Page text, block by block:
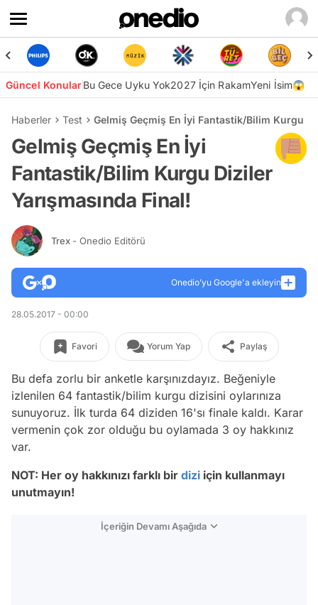
Güncel KonularBu Gece Uyku Yok2027 İçin RakamYeni İsim😱
Haberler Test Gelmiş Geçmiş En İyi Fantastik/Bilim Kurgu
Gelmiş Geçmiş En İyi
Fantastik/Bilim Kurgu Diziler
Yarışmasında Final!
Trex - Onedio Editörü
Onedio’yu Google'a ekleyin
28.05.2017 - 00:00
Favori Yorum Yap Paylaş
Bu defa zorlu bir anketle karşınızdayız. Beğeniyle
izlenilen 64 fantastik/bilim kurgu dizisini oylarınıza
sunuyoruz. İlk turda 64 diziden 16'sı finale kaldı. Karar
vermenin çok zor olduğu bu oylamada 3 oy hakkınız
var.
NOT: Her oy hakkınızı farklı bir dizi için kullanmayı
unutmayın!
İçeriğin Devamı Aşağıda